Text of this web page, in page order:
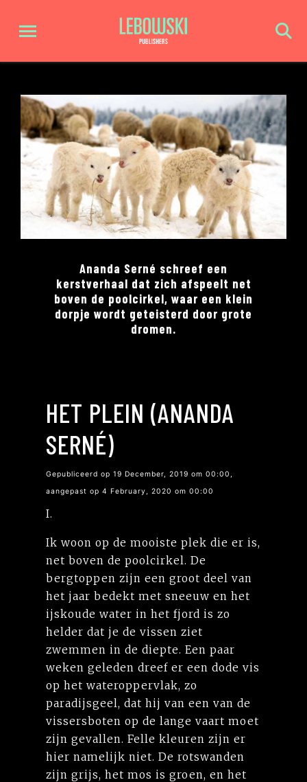
Ananda Serné schreef een
kerstverhaal dat zich afspeelt net
boven de poolcirkel, waar een klein
dorpje wordt geteisterd door grote
dromen.
HET PLEIN (ANANDA
SERNÉ)
Gepubliceerd op 19 December, 2019 om 00:00,
aangepast op 4 February, 2020 om 00:00
I.
Ik woon op de mooiste plek die er is,
net boven de poolcirkel. De
bergtoppen zijn een groot deel van
het jaar bedekt met sneeuw en het
ijskoude water in het fjord is zo
helder dat je de vissen ziet
zwemmen in de diepte. Een paar
weken geleden dreef er een dode vis
op het wateroppervlak, zo
paradijsgeel, dat hij van een van de
vissersboten op de lange vaart moet
zijn gevallen. Felle kleuren zijn er
hier namelijk niet. De rotswanden
zijn grijs, het mos is groen, en het